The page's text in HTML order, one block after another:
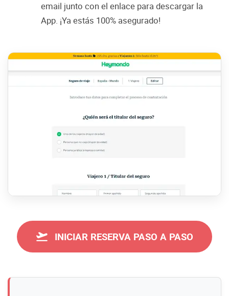
email junto con el enlace para descargar la
App. ¡Ya estás 100% asegurado!
INICIAR RESERVA PASO A PASO